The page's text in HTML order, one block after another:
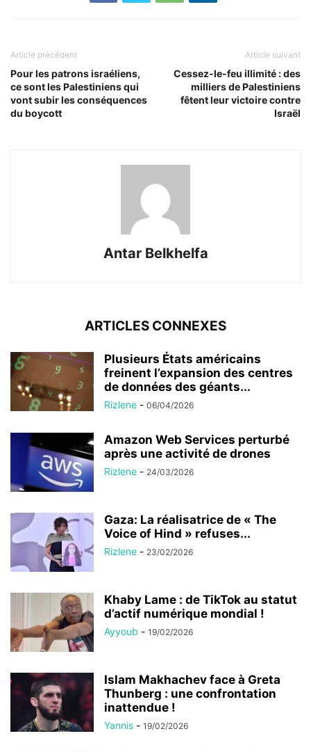
Article précédent
Pour les patrons israéliens,
ce sont les Palestiniens qui
vont subir les conséquences
du boycott
Article suivant
Cessez-le-feu illimité : des
milliers de Palestiniens
fêtent leur victoire contre
Israël
Antar Belkhelfa
ARTICLES CONNEXES
Plusieurs États américains
freinent l’expansion des centres
de données des géants...
Rizlene - 06/04/2026
Amazon Web Services perturbé
après une activité de drones
Rizlene - 24/03/2026
Gaza: La réalisatrice de « The
Voice of Hind » refuses...
Rizlene - 23/02/2026
Khaby Lame : de TikTok au statut
d’actif numérique mondial !
Ayyoub - 19/02/2026
Islam Makhachev face à Greta
Thunberg : une confrontation
inattendue !
Yannis - 19/02/2026